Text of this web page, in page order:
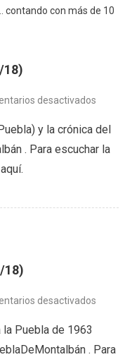
contando con más de 10
18)
desactivados
(14/
y la crónica del
. Para escuchar la
18)
desactivados
Puebla de 1963
. Para